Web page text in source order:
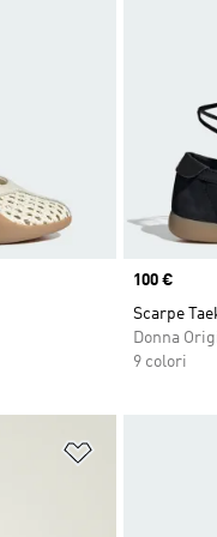
Price
100 €
Scarpe
Donna
9 colori